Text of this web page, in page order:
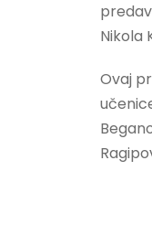
Nikola
Ovaj